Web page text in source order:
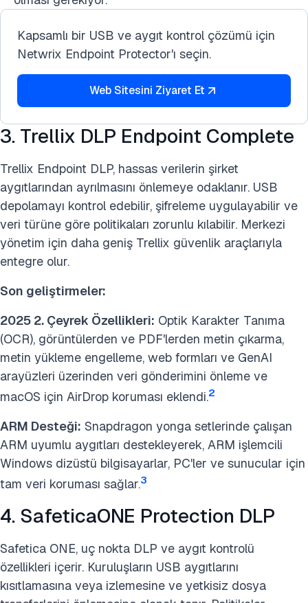
Kapsamlı bir USB ve aygıt kontrol çözümü için
Netwrix Endpoint Protector'ı seçin.
Web Sitesini Ziyaret Et
3. Trellix DLP Endpoint Complete
Trellix Endpoint DLP, hassas verilerin şirket
aygıtlarından ayrılmasını önlemeye odaklanır. USB
depolamayı kontrol edebilir, şifreleme uygulayabilir ve
veri türüne göre politikaları zorunlu kılabilir. Merkezi
yönetim için daha geniş Trellix güvenlik araçlarıyla
entegre olur.
Son geliştirmeler:
2025 2. Çeyrek Özellikleri: Optik Karakter Tanıma
(OCR), görüntülerden ve PDF'lerden metin çıkarma,
metin yükleme engelleme, web formları ve GenAI
arayüzleri üzerinden veri gönderimini önleme ve
macOS için AirDrop koruması eklendi.2
ARM Desteği: Snapdragon yonga setlerinde çalışan
ARM uyumlu aygıtları destekleyerek, ARM işlemcili
Windows dizüstü bilgisayarlar, PC'ler ve sunucular için
tam veri koruması sağlar.3
4. SafeticaONE Protection DLP
Safetica ONE, uç nokta DLP ve aygıt kontrolü
özellikleri içerir. Kuruluşların USB aygıtlarını
kısıtlamasına veya izlemesine ve yetkisiz dosya